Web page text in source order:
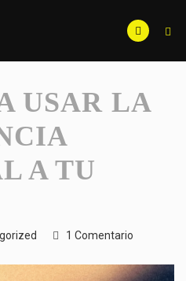
USAR LA
A TU
1 Comentario